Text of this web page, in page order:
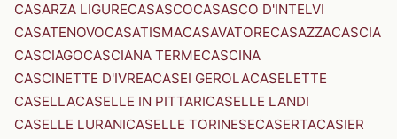
CASARZA LIGURECASASCOCASASCO D'INTELVI
CASATENOVOCASATISMACASAVATORECASAZZACASCIA
CASCIAGOCASCIANA TERMECASCINA
CASCINETTE D'IVREACASEI GEROLACASELETTE
CASELLACASELLE IN PITTARICASELLE LANDI
CASELLE LURANICASELLE TORINESECASERTACASIER